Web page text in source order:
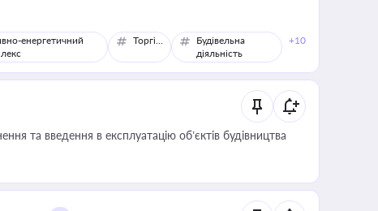
енергетичний
Торгівля
Будівельна
діяльність
+10
та введення в експлуатацію об’єктів будівництва